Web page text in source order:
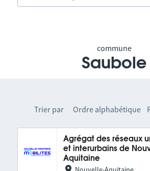
commune
Saubole
Trier par Ordre alphabétique
Agrégat des réseaux
et interurbains de
Aquitaine